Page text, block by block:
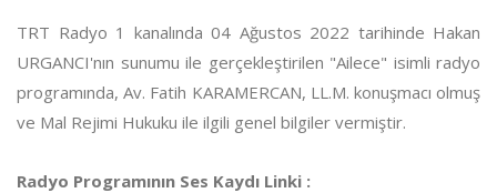
İletişim
TRT Radyo 1 kanalında 04 Ağustos 2022 tarihinde Hakan
URGANCI'nın sunumu ile gerçekleştirilen "Ailece" isimli radyo
programında, Av. Fatih KARAMERCAN, LL.M. konuşmacı olmuş
ve Mal Rejimi Hukuku ile ilgili genel bilgiler vermiştir.
Radyo Programının Ses Kaydı Linki :